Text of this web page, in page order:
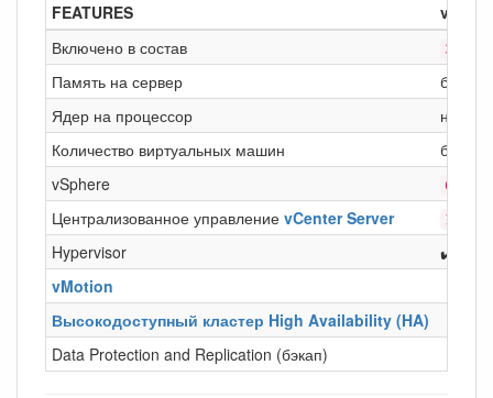
FEATURES
Включено в состав
3
Память на сервер
без
Ядер на процессор
не
Количество виртуальных машин
без
vSphere
6
Централизованное управление vCenter Server 1
Hypervisor
✔️
vMotion
Высокодоступный кластер High Availability (HA)
Data Protection and Replication (бэкап)